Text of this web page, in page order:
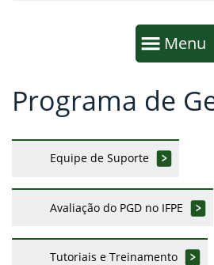
Mostrar
Menu
Fim da navegação
Início do conteúdo
Programa de
Equipe de Suporte
Avaliação do PGD no IFPE
Tutoriais e Treinamento